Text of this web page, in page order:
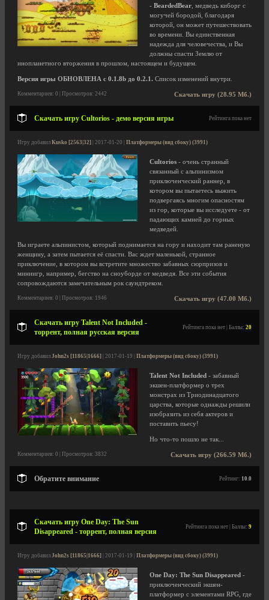
- BeardedBear , медведь киборг с
могучей бородой, благодаря
которой, он может путешествовать
во времени. Вы единственная
надежда для человечества, и Вы
должны спасти Землю от
инопланетного вторжения в прошлом, настоящем и будущем.
Версия игры ОБНОВЛЕНА с 0.1.8b до 0.2.1. Список изменений внутри.
Скачать игру (28.95 Мб.)
Комментариев: 0 | Просмотров: 2442
Скачать игру Cultorios - демо версия игры Рейтинга пока нет
Игру добавил Kusko [2563|32] | 2017-01-20 | Платформеры (вид сбоку) (3991)
Cultorios - очень странный
связанный с альпинизмом
приключенческий раннер, в
котором вы пытаетесь выжить
подвергаясь многим опасностям
из гор, которые вы исследуете - от
падающих камней до горных
медведей.
Вы играете альпинистом, который поднимается на гору и находит там раненую
женщину, а затем пытается её спасти. Вас ждет маленькой, странное
приключение, в котором вы встретите множество забавных сюрпризов и
миниигр, например, бегство на сноуборде от медведя. Все эти события
сопровождаются замечательным рок саундтреком.
Скачать игру (47.00 Мб.)
Комментариев: 0 | Просмотров: 1946
Скачать игру Talent Not Included -
торрент, полная русская версия
Рейтинга пока нет | Баллы: 20
Игру добавил John2s [11865|1666] | 2017-01-19 | Платформеры (вид сбоку) (3991)
Talent Not Included - забавный
экшен-платформер о трех
монстрах из Триодинадцатого
царства, которые однажды решили
изобразить из себя актеров и
поставить пьесу!
Но что-то пошло не так...
Скачать игру (266.59 Мб.)
Комментариев: 0 | Просмотров: 3832
Обратите внимание Рейтинг: 10.0
Скачать игру One Day: The Sun
Disappeared - торрент, полная версия
Рейтинга пока нет | Баллы: 9
Игру добавил John2s [11865|1666] | 2017-01-19 | Платформеры (вид сбоку) (3991)
One Day: The Sun Disappeared -
приключенческий экшен-
платформер с элементами RPG, где